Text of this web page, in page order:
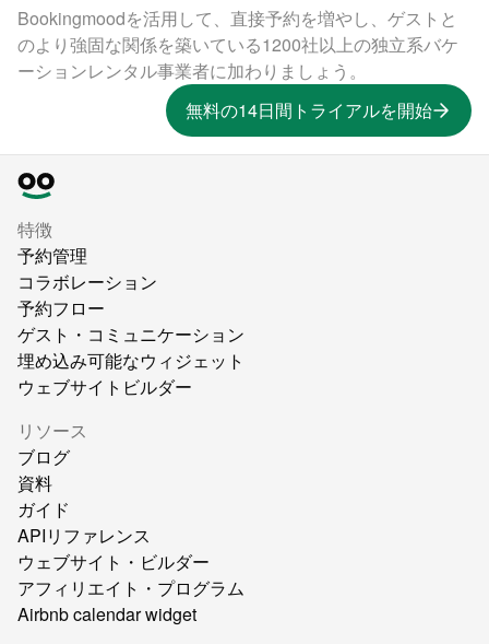
Bookingmoodを活用して、直接予約を増やし、ゲストと
のより強固な関係を築いている1200社以上の独立系バケ
ーションレンタル事業者に加わりましょう。
無料の14日間トライアルを開始
特徴
予約管理
コラボレーション
予約フロー
ゲスト・コミュニケーション
埋め込み可能なウィジェット
ウェブサイトビルダー
リソース
ブログ
資料
ガイド
APIリファレンス
ウェブサイト・ビルダー
アフィリエイト・プログラム
Airbnb calendar widget